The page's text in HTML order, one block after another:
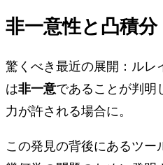
非一意性と凸積分
驚くべき最近の展開：ル
は非一意であることが判
力が許される場合に。
この発見の背後にあるツー